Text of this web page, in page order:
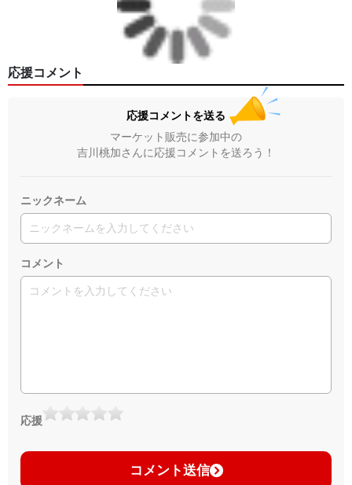
応援コメント
応援コメントを送る
マーケット販売に参加中の
吉川桃加さんに応援コメントを送ろう！
ニックネーム
コメント
応援
コメント送信